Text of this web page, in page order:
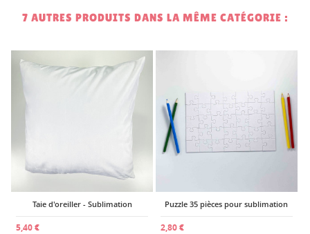
7 AUTRES PRODUITS DANS LA MÊME CATÉGORIE :
Taie d'oreiller - Sublimation
5,40 €
Puzzle 35 pièces pour sublimation
2,80 €